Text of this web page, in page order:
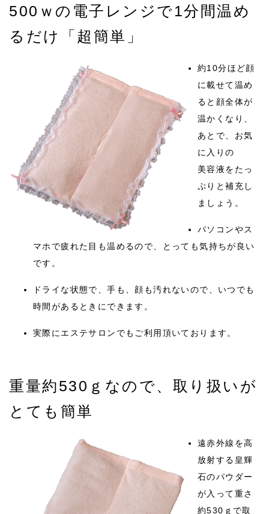
500ｗの電子レンジで1分間温め
るだけ「超簡単」
約10分ほど顔
に載せて温め
ると顔全体が
温かくなり、
あとで、お気
に入りの
美容液をたっ
ぷりと補充し
ましょう。
パソコンやス
マホで疲れた目も温めるので、とっても気持ちが良い
です。
ドライな状態で、手も、顔も汚れないので、いつでも
時間があるときにできます。
実際にエステサロンでもご利用頂いております。
重量約530ｇなので、取り扱いが
とても簡単
遠赤外線を高
放射する皇輝
石のパウダー
が入って重さ
約530ｇで取